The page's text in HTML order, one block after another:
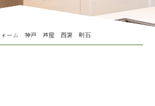
ォーム 神戸 芦屋 西宮 明石